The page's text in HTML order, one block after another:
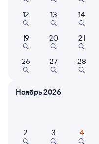
от 5 ⁠007 ⁠₽ 5 ⁠038 ⁠₽
270С Проходящий
1 д
Дни следования
12 13 14
19 20 21
26 27 28
Ноябрь 2026
2 3 4